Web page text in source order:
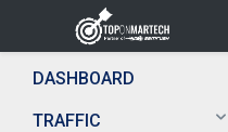
DASHBOARD
TRAFFIC